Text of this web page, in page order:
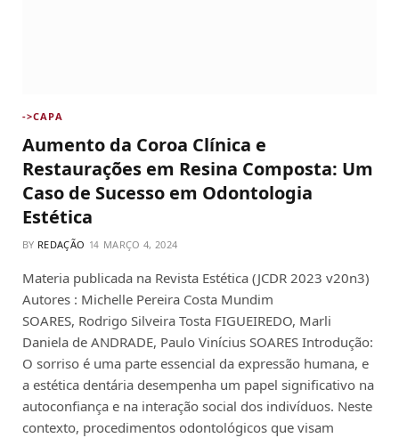
->CAPA
Aumento da Coroa Clínica e
Restaurações em Resina Composta: Um
Caso de Sucesso em Odontologia
Estética
BY REDAÇÃO MARÇO 4, 2024
Materia publicada na Revista Estética (JCDR 2023 v20n3)
Autores : Michelle Pereira Costa Mundim
SOARES, Rodrigo Silveira Tosta FIGUEIREDO, Marli
Daniela de ANDRADE, Paulo Vinícius SOARES Introdução:
O sorriso é uma parte essencial da expressão humana, e
a estética dentária desempenha um papel significativo na
autoconfiança e na interação social dos indivíduos. Neste
contexto, procedimentos odontológicos que visam